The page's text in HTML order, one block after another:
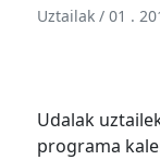
Uztailak / 01 .
Udalak
programa